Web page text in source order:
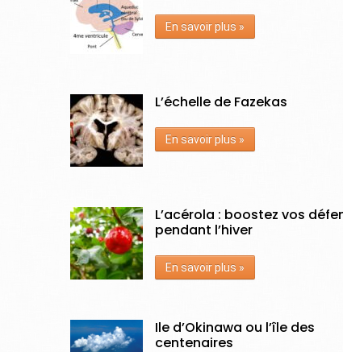
En savoir plus »
L’échelle de Fazekas
En savoir plus »
L’acérola : boostez vos
pendant l’hiver
En savoir plus »
Ile d’Okinawa ou l’île des
centenaires